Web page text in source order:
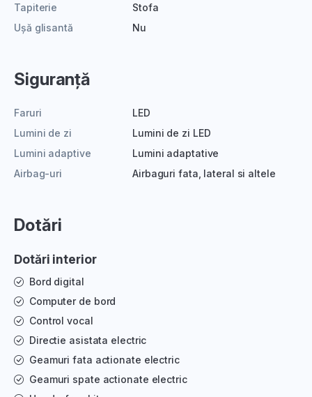
Tapiterie
Stofa
Ușă glisantă
Nu
Siguranță
Faruri
LED
Lumini de zi
Lumini de zi LED
Lumini adaptive
Lumini adaptative
Airbag-uri
Airbaguri fata, lateral si altele
Dotări
Dotări interior
Bord digital
Computer de bord
Control vocal
Directie asistata electric
Geamuri fata actionate electric
Geamuri spate actionate electric